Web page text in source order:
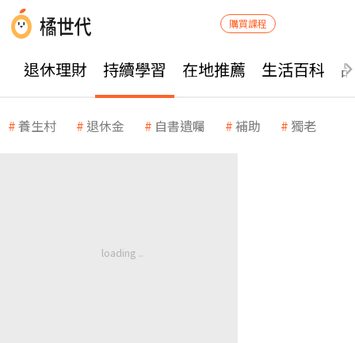
購買課程
退休理財 持續學習 在地推薦 生活百科
養生村 退休金 自書遺囑 補助 獨老